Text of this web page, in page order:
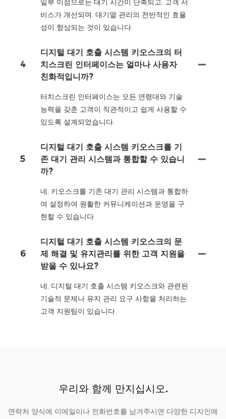
일부 이점으로는 대기 시간이 단축되고, 고객 서
비스가 개선되며, 대기열 관리의 전반적인 효율
성이 향상되는 것이 있습니다.
4
디지털 대기 호출 시스템 키오스크의 터
치스크린 인터페이스는 얼마나 사용자
친화적입니까?
터치스크린 인터페이스는 모든 연령대와 기술
능력을 갖춘 고객이 직관적이고 쉽게 사용할 수
있도록 설계되었습니다.
5
디지털 대기 호출 시스템 키오스크를 기
존 대기 관리 시스템과 통합할 수 있습니
까?
네, 키오스크를 기존 대기 관리 시스템과 통합하
여 설정하여 원활한 커뮤니케이션과 운영을 구
현할 수 있습니다.
6
디지털 대기 호출 시스템 키오스크의 문
제 해결 및 유지관리를 위한 고객 지원을
받을 수 있나요?
네, 디지털 대기 호출 시스템 키오스크와 관련된
기술적 문제나 유지 관리 요구 사항을 처리하는
고객 지원팀이 있습니다.
우리와 함께 만지십시오.
연락처 양식에 이메일이나 전화번호를 남겨주시면 다양한 디자인에